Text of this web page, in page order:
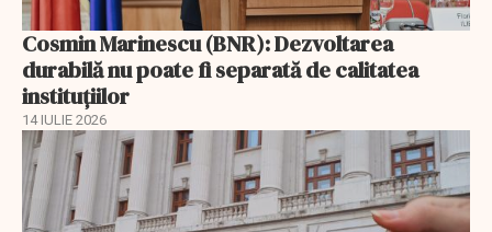
Cosmin Marinescu (BNR): Dezvoltarea
durabilă nu poate fi separată de calitatea
instituțiilor
14 IULIE 2026
EXCLUSIV